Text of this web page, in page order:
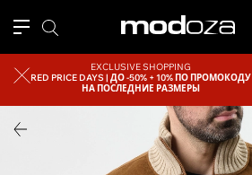
EXCLUSIVE SHOPPING
RED PRICE DAYS |ДО -50% + 10% ПО ПРОМОКОДУ
НА ПОСЛЕДНИЕ РАЗМЕРЫ